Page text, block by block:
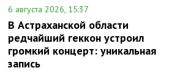
6 августа 2026, 15:37
В Астраханской области
редчайший геккон устроил
громкий концерт: уникальная
запись